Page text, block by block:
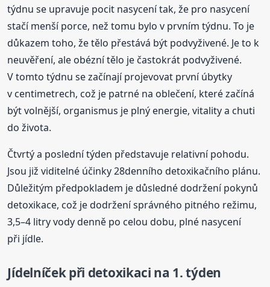
týdnu se upravuje pocit nasycení tak, že pro nasycení
stačí menší porce, než tomu bylo v prvním týdnu. To je
důkazem toho, že tělo přestává být podvyživené. Je to k
neuvěření, ale obézní tělo je častokrát podvyživené.
V tomto týdnu se začínají projevovat první úbytky
v centimetrech, což je patrné na oblečení, které začíná
být volnější, organismus je plný energie, vitality a chuti
do života.
Čtvrtý a poslední týden představuje relativní pohodu.
Jsou již viditelné účinky 28denního detoxikačního plánu.
Důležitým předpokladem je důsledné dodržení pokynů
detoxikace, což je dodržení správného pitného režimu,
3,5–4 litry vody denně po celou dobu, plné nasycení
při jídle.
Jídelníček při detoxikaci na 1. týden